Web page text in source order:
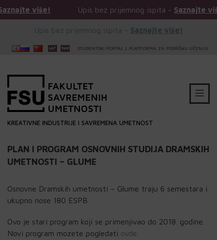
više! Upis bez prijemnog ispita - Saznajte više!
Upis bez prijemnog ispita - Saznajte više!
STUDENTSKI PORTAL | PLATFORMA ZA PODRŠKU UČENJU
KREATIVNE INDUSTRIJE I SAVREMENA UMETNOST
PLAN I PROGRAM OSNOVNIH STUDIJA DRAMSKIH
UMETNOSTI – GLUME
Osnovne Dramskih umetnosti – Glume traju 6 semestara i
ukupno nose 180 ESPB.
Ovo je stari program koji se primenjivao do 2018. godine.
Novi program mozete pogledati ovde